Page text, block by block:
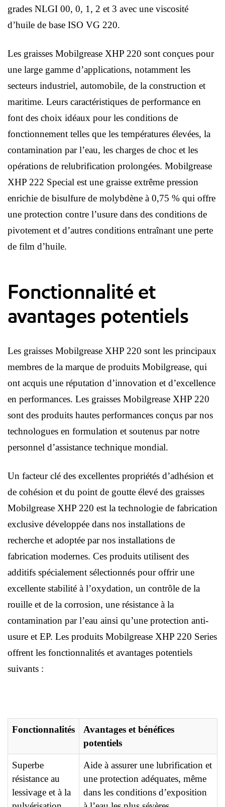
grades NLGI 00, 0, 1, 2 et 3 avec une viscosité
d’huile de base ISO VG 220.
Les graisses Mobilgrease XHP 220 sont conçues pour
une large gamme d’applications, notamment les
secteurs industriel, automobile, de la construction et
maritime. Leurs caractéristiques de performance en
font des choix idéaux pour les conditions de
fonctionnement telles que les températures élevées, la
contamination par l’eau, les charges de choc et les
opérations de relubrification prolongées. Mobilgrease
XHP 222 Special est une graisse extrême pression
enrichie de bisulfure de molybdène à 0,75 % qui offre
une protection contre l’usure dans des conditions de
pivotement et d’autres conditions entraînant une perte
de film d’huile.
Fonctionnalité et
avantages potentiels
Les graisses Mobilgrease XHP 220 sont les principaux
membres de la marque de produits Mobilgrease, qui
ont acquis une réputation d’innovation et d’excellence
en performances. Les graisses Mobilgrease XHP 220
sont des produits hautes performances conçus par nos
technologues en formulation et soutenus par notre
personnel d’assistance technique mondial.
Un facteur clé des excellentes propriétés d’adhésion et
de cohésion et du point de goutte élevé des graisses
Mobilgrease XHP 220 est la technologie de fabrication
exclusive développée dans nos installations de
recherche et adoptée par nos installations de
fabrication modernes. Ces produits utilisent des
additifs spécialement sélectionnés pour offrir une
excellente stabilité à l’oxydation, un contrôle de la
rouille et de la corrosion, une résistance à la
contamination par l’eau ainsi qu’une protection anti-
usure et EP. Les produits Mobilgrease XHP 220 Series
offrent les fonctionnalités et avantages potentiels
suivants :
Fonctionnalités
Avantages et bénéfices
potentiels
Superbe
résistance au
lessivage et à la
Aide à assurer une lubrification et
une protection adéquates, même
dans les conditions d’exposition